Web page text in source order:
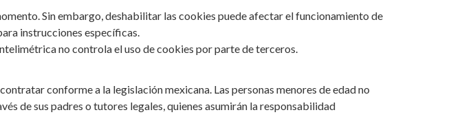
Sin embargo, deshabilitar las cookies puede afectar el funcionamiento de
instrucciones específicas.
no controla el uso de cookies por parte de terceros.
conforme a la legislación mexicana. Las personas menores de edad no
de sus padres o tutores legales, quienes asumirán la responsabilidad